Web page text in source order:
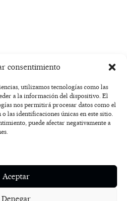
consentimiento
utilizamos tecnologías como las
a la información del dispositivo. El
nos permitirá procesar datos como el
las identificaciones únicas en este sitio.
puede afectar negativamente a
Aceptar
Denegar
F
a
c
e
f
I
n
s
t
X
-
t
w
Y
o
u
t
T
i
k
t
AVISO
POLÍTICA DE